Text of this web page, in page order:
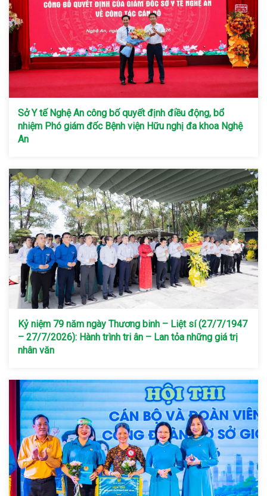
Sở Y tế Nghệ An công bố quyết định điều động, bổ
nhiệm Phó giám đốc Bệnh viện Hữu nghị đa khoa Nghệ
An
Kỷ niệm 79 năm ngày Thương binh – Liệt sí (27/7/1947
– 27/7/2026): Hành trình tri ân – Lan tỏa những giá trị
nhân văn